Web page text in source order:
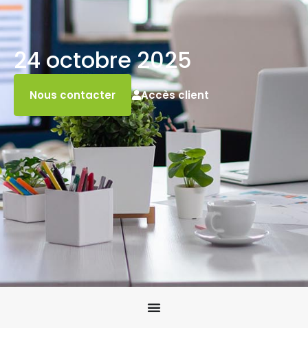
24 octobre 2025
Nous contacter Accès client